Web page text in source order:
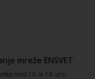
mreže ENSVET
med 10. in 14. uro.